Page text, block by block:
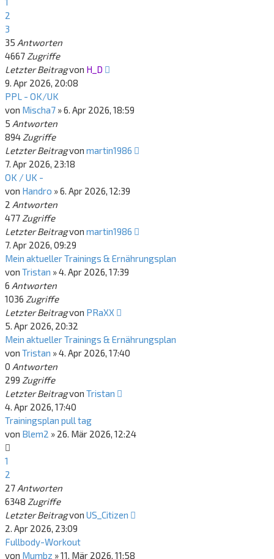
2
3
35 Antworten
4667 Zugriffe
Letzter Beitragvon H_D
9. Apr 2026, 20:08
PPL - OK/UK
von Mischa7 »6. Apr 2026, 18:59
5 Antworten
894 Zugriffe
Letzter Beitragvon martin1986
7. Apr 2026, 23:18
OK / UK -
von Handro »6. Apr 2026, 12:39
2 Antworten
477 Zugriffe
Letzter Beitragvon martin1986
7. Apr 2026, 09:29
Mein aktueller Trainings & Ernährungsplan
von Tristan »4. Apr 2026, 17:39
6 Antworten
1036 Zugriffe
Letzter Beitragvon PRaXX
5. Apr 2026, 20:32
Mein aktueller Trainings & Ernährungsplan
von Tristan »4. Apr 2026, 17:40
0 Antworten
299 Zugriffe
Letzter Beitragvon Tristan
4. Apr 2026, 17:40
Trainingsplan pull tag
von Blem2 » 26. Mär 2026, 12:24
1
2
27 Antworten
6348 Zugriffe
Letzter Beitragvon US_Citizen
2. Apr 2026, 23:09
Fullbody-Workout
von Mumbz »11. Mär 2026, 11:58